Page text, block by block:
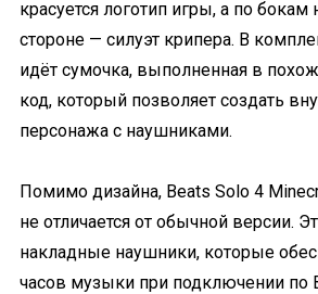
красуется логотип игры, а по бокам
стороне — силуэт крипера. В
идёт сумочка, выполненная в
код, который позволяет создать
персонажа с наушниками.
Помимо дизайна, Beats Solo 4
не отличается от обычной версии.
накладные наушники, которые
часов музыки при подключении по